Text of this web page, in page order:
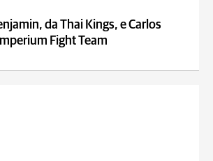
da Thai Kings, e Carlos
Fight Team